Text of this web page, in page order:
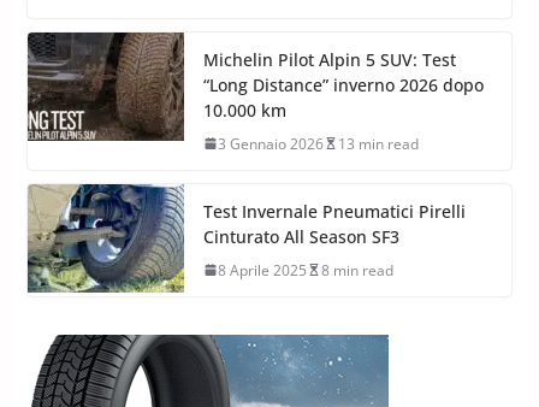
Michelin Pilot Alpin 5 SUV: Test
“Long Distance” inverno 2026 dopo
10.000 km
3 Gennaio 2026 13 min read
Test Invernale Pneumatici Pirelli
Cinturato All Season SF3
8 Aprile 2025 8 min read